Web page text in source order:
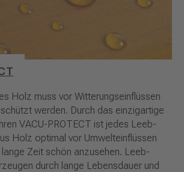
Holz muss vor Witterungseinflüssen
werden. Durch das einzigartige
VACU-PROTECT ist jedes Leeb-
Holz optimal vor Umwelteinflüssen
Zeit schön anzusehen. Leeb-
durch lange Lebensdauer und